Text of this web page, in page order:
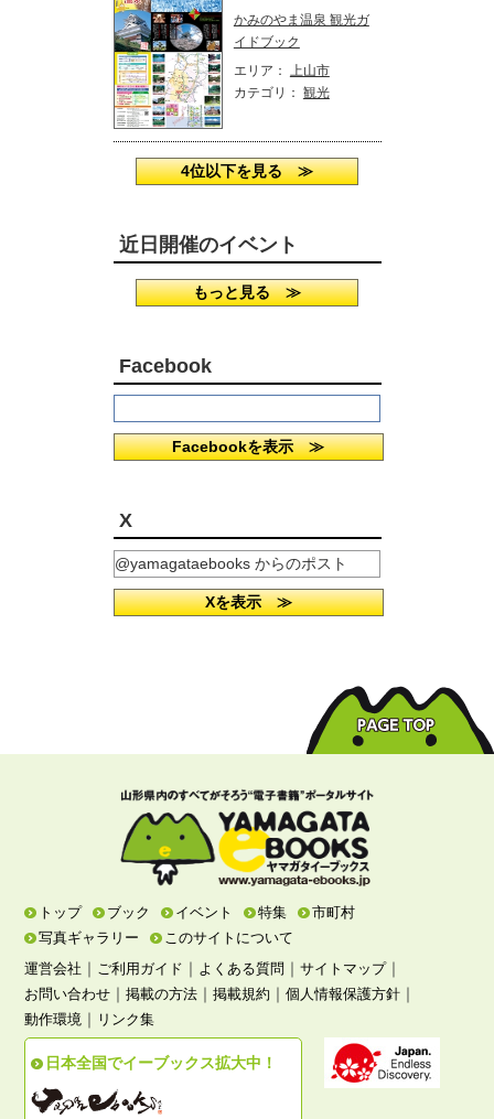
かみのやま温泉 観光ガ
イドブック
エリア： 上山市
カテゴリ： 観光
4位以下を見る ≫
近日開催のイベント
もっと見る ≫
Facebook
Facebookを表示 ≫
X
@yamagataebooks からのポスト
Xを表示 ≫
トップ ブック イベント 特集
市町村
写真ギャラリー
このサイトについて
運営会社 ｜ ご利用ガイド ｜ よくある質問 ｜サイトマップ｜
お問い合わせ ｜掲載の方法 ｜掲載規約 ｜個人情報保護方針 ｜
動作環境 ｜ リンク集
日本全国でイーブックス拡大中！